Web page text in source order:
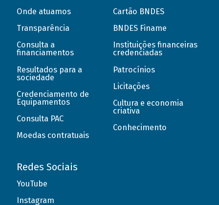
Onde atuamos
Transparência
Consulta a
financiamentos
Resultados para a
sociedade
Credenciamento de
Equipamentos
Consulta PAC
Moedas contratuais
Cartão BNDES
BNDES Finame
Instituições financeiras
credenciadas
Patrocínios
Licitações
Cultura e economia
criativa
Conhecimento
Redes Sociais
YouTube
Instagram